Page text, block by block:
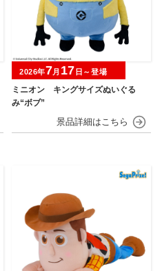
ミニオン キングサイズぬいぐる
み“ボブ”
2026年7月 17 日～登場